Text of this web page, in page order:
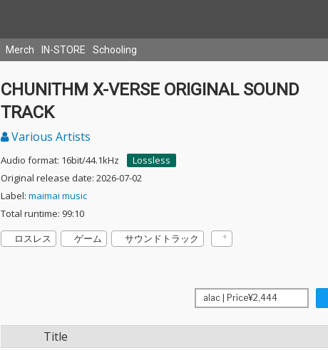
Merch IN-STORE Schooling
CHUNITHM X-VERSE ORIGINAL SOUND
TRACK
Various Artists
Audio format: 16bit/44.1kHz
Lossless
Original release date: 2026-07-02
Label: maimai music
Total runtime: 99:10
ロスレス
ゲーム サウンドトラック
Title